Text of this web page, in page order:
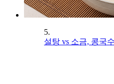
5.
설탕 vs 소금, 콩국